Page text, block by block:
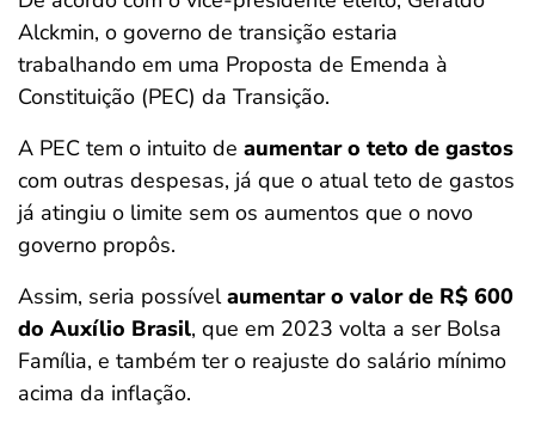
Alckmin, o governo de transição estaria
trabalhando em uma Proposta de Emenda à
Constituição (PEC) da Transição.
A PEC tem o intuito de aumentar o teto de gastos
com outras despesas, já que o atual teto de gastos
já atingiu o limite sem os aumentos que o novo
governo propôs.
Assim, seria possívelaumentar o valor de R$ 600
do Auxílio Brasil, que em 2023 volta a ser Bolsa
Família, e também ter o reajuste do salário mínimo
acima da inflação.